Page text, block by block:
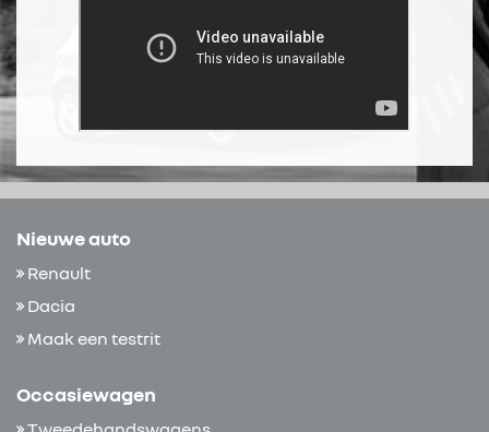
Nieuwe auto
Renault
Dacia
Maak een testrit
Occasiewagen